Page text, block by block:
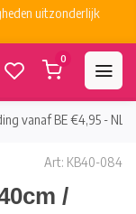
uitzonderlijk
0
vanaf BE €4,95 - NL
Art: KB40-084
/